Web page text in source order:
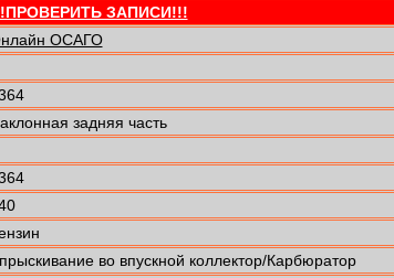
ЗАПИСИ!!!
ОСАГО
задняя часть
во впускной коллектор/Карбюратор